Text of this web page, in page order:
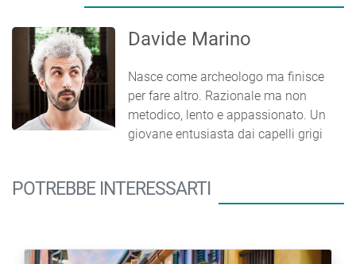
Davide Marino
Nasce come archeologo ma finisce
per fare altro. Razionale ma non
metodico, lento e appassionato. Un
giovane entusiasta dai capelli grigi
POTREBBE INTERESSARTI